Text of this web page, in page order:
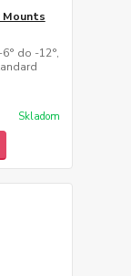
Mounts
do -12°,
Skladom